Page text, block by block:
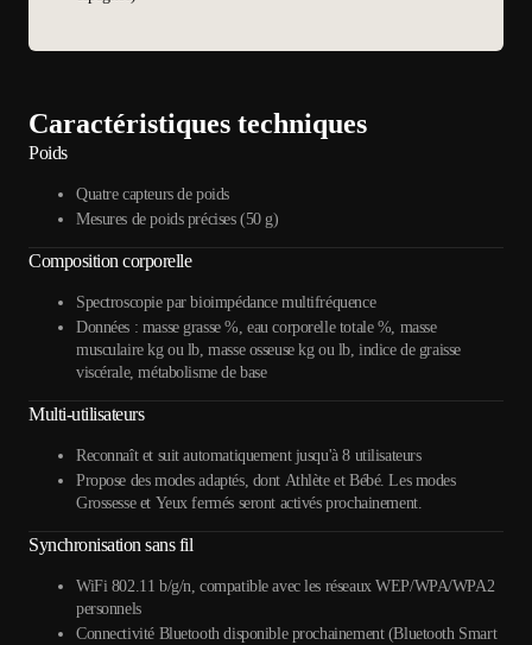
Caractéristiques techniques
Poids
Quatre capteurs de poids
Mesures de poids précises (50 g)
Composition corporelle
Spectroscopie par bioimpédance multifréquence
Données : masse grasse %, eau corporelle totale %, masse
musculaire kg ou lb, masse osseuse kg ou lb, indice de graisse
viscérale, métabolisme de base
Multi-utilisateurs
Reconnaît et suit automatiquement jusqu'à 8 utilisateurs
Propose des modes adaptés, dont Athlète et Bébé. Les modes
Grossesse et Yeux fermés seront activés prochainement.
Synchronisation sans fil
WiFi 802.11 b/g/n, compatible avec les réseaux WEP/WPA/WPA2
personnels
Connectivité Bluetooth disponible prochainement (Bluetooth Smart